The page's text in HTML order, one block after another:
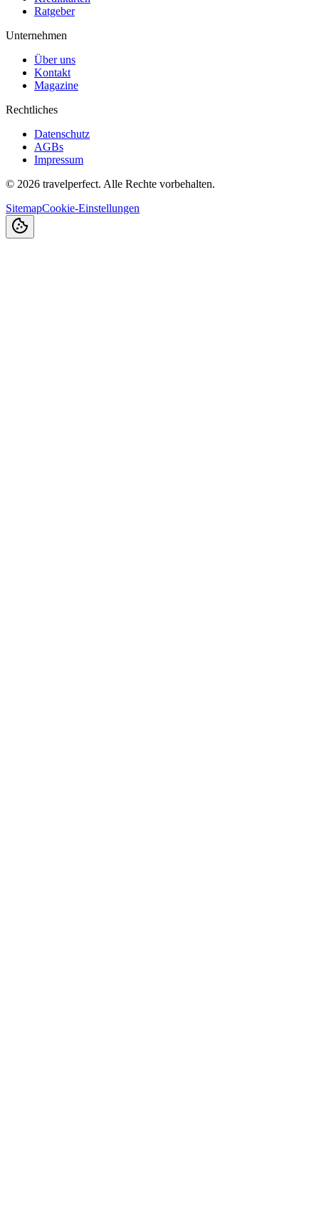
Ratgeber
Unternehmen
Über uns
Kontakt
Magazine
Rechtliches
Datenschutz
AGBs
Impressum
© 2026 travelperfect. Alle Rechte vorbehalten.
SitemapCookie-Einstellungen